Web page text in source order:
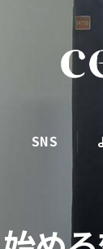
SNS